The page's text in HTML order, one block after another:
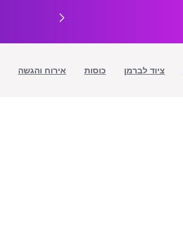
ציוד לברמן כוסות אירוח והגשה